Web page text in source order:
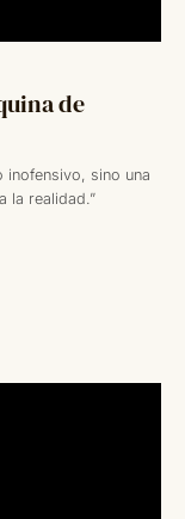
de
inofensivo, sino una
la realidad.”